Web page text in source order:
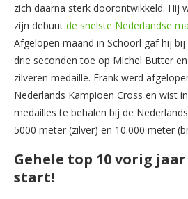
zich daarna sterk doorontwikkeld. Hij
zijn debuut de snelste Nederlandse
Afgelopen maand in Schoorl gaf hij
drie seconden toe op Michel Butter
zilveren medaille. Frank werd
Nederlands Kampioen Cross en wist
medailles te behalen bij de
5000 meter (zilver) en 10.000 meter
Gehele top 10 vorig
start!